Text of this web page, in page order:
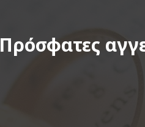
Πρόσφατες